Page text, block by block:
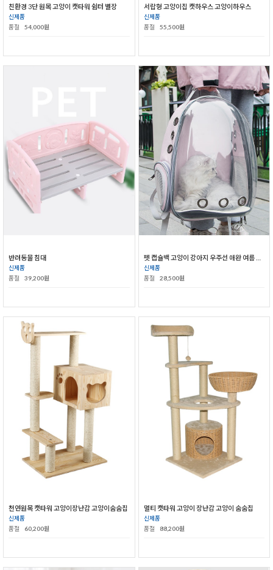
친환경 3단 원목 고양이 캣타워 쉼터 별장
신제품
품절
54,000원
서랍형 고양이집 캣하우스 고양이하우스
신제품
품절
55,500원
반려동물 침대
신제품
품절
39,200원
신제품
품절
28,500원
천연원목 캣타워 고양이장난감 고양이숨숨집
신제품
품절
60,200원
멀티 캣타워 고양이 장난감 고양이 숨숨집
신제품
품절
88,200원